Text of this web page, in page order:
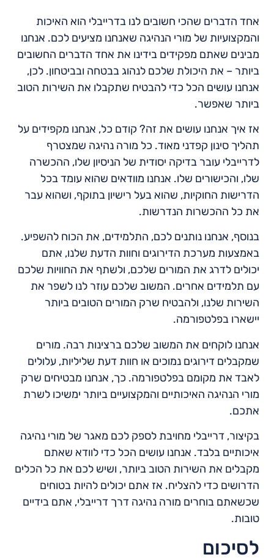
אחד הדברים שהכי חשובים לנו בדרייבלי הוא האיכות
והמקצועיות של מורי הנהיגה שאנחנו מציעים לכם. אנחנו
מבינים שאתם מפקידים בידינו את אחד הדברים החשובים
ביותר – את היכולת שלכם לנהוג בבטחה ובביטחון. לכן,
אנחנו עושים הכל כדי להבטיח שתקבלו את השירות הטוב
ביותר שאפשר.
אז איך אנחנו עושים את זה? קודם כל, אנחנו מקפידים על
תהליך סינון קפדני מאוד. כל מורה נהיגה שמצטרף
לדרייבלי עובר בדיקה יסודית של הניסיון שלו, ההכשרה
שלו, והכישורים שלו. אנחנו מוודאים שהוא עומד בכל
הדרישות החוקיות, שהוא בעל רישיון בתוקף, ושהוא עבר
את כל ההכשרות הנדרשות.
בנוסף, אנחנו נותנים לכם, התלמידים, את הכוח להשפיע.
באמצעות מערכת הדירוגים וחוות הדעת שלנו, אתם
יכולים לדרג את המורים שלכם, ולשתף את החוויות שלכם
עם תלמידים אחרים. המשוב שלכם עוזר לנו לשפר את
השירות שלנו, ולהבטיח שרק המורים הטובים ביותר
יישארו בפלטפורמה.
אנחנו לוקחים את המשוב שלכם ברצינות רבה. מורים
שמקבלים דירוגים נמוכים או חוות דעת שליליות, עלולים
לאבד את מקומם בפלטפורמה. כך, אנחנו מבטיחים שרק
מורי הנהיגה האיכותיים והמקצועיים ביותר ימשיכו לשרת
אתכם.
בקיצור, דרייבלי מחויבת לספק לכם מאגר של מורי נהיגה
איכותיים בלבד. אנחנו עושים הכל כדי לוודא שאתם
מקבלים את השירות הטוב ביותר, ושיש לכם את כל הכלים
הדרושים כדי להצליח. אז אתם יכולים להיות בטוחים
שכשאתם בוחרים מורה נהיגה דרך דרייבלי, אתם בידיים
טובות.
לסיכום